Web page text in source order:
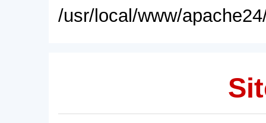
/usr/local/www/